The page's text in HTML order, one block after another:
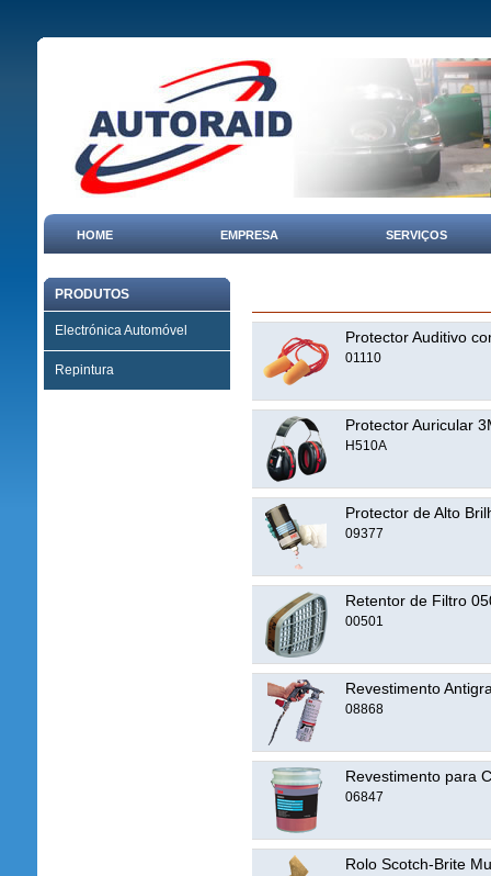
HOME EMPRESA SERVIÇOS
PRODUTOS
Electrónica Automóvel
Repintura
Protector Auditivo
01110
Protector Auricular
H510A
Protector de Alto
09377
Retentor de Filtro
00501
Revestimento
08868
Revestimento para
06847
Rolo Scotch-Brite